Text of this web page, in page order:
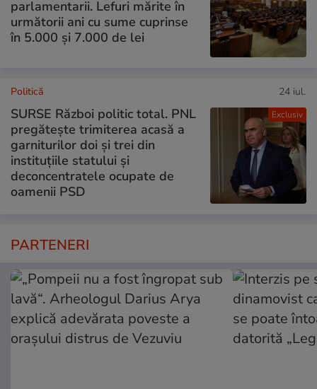
parlamentarii. Lefuri mărite în
următorii ani cu sume cuprinse
în 5.000 și 7.000 de lei
Exclusiv
Politică 24 iul.
SURSE Război politic total. PNL
pregătește trimiterea acasă a
garniturilor doi și trei din
instituțiile statului și
deconcentratele ocupate de
oamenii PSD
PARTENERI